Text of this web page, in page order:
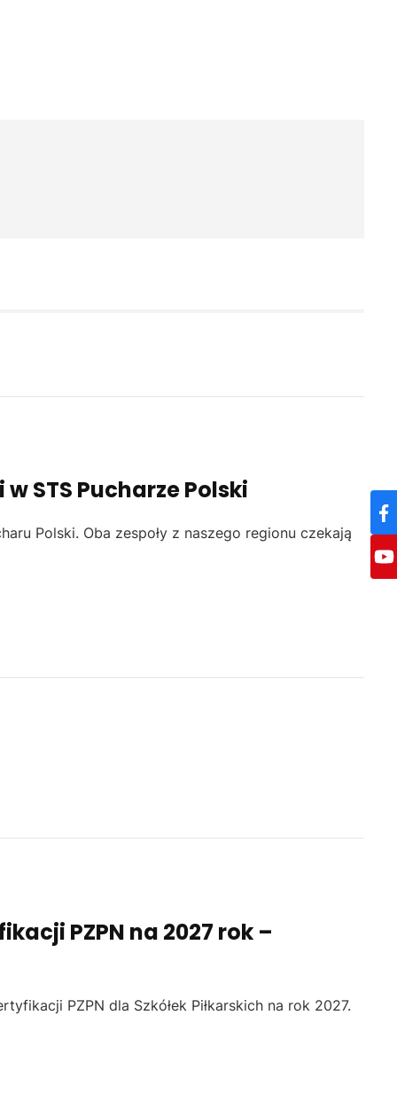
STS Pucharze Polski
Polski. Oba zespoły z naszego regionu czekają
PZPN na 2027 rok –
PZPN dla Szkółek Piłkarskich na rok 2027.